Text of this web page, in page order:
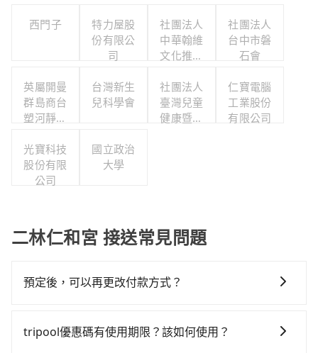
西門子
特力屋股
份有限公
司
社團法人
中華翰維
文化推廣
社團法人
台中市磐
石會
英屬開曼
群島商台
塑河靜有
灣分公司
台灣新生
兒科學會
社團法人
臺灣兒童
健康暨身
仁寶電腦
工業股份
有限公司
光寶科技
股份有限
公司
國立政治
大學
二林仁和宮 接送常見問題
預定後，可以再更改付款方式？
可以在用車前一天凌晨六點前填寫取消訂單申請表，取
tripool優惠碼有使用期限？該如何使用？